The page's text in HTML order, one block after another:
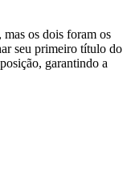
os dois foram os
seu primeiro título do
garantindo a